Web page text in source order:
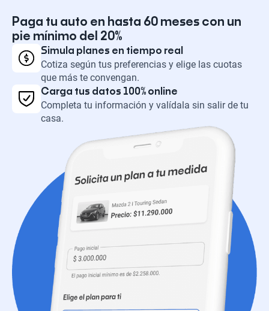
Paga tu auto en hasta 60 meses con un
pie mínimo del 20%
Simula planes en tiempo real
Cotiza según tus preferencias y elige las cuotas
que más te convengan.
Carga tus datos 100% online
Completa tu información y valídala sin salir de tu
casa.